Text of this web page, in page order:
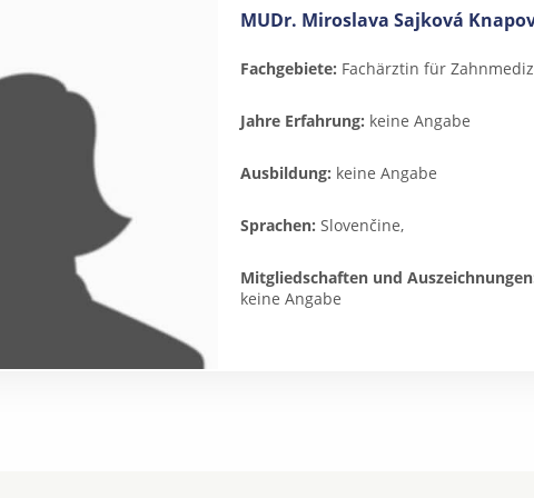
MUDr. Miroslava Sajková
Fachgebiete: Fachärztin für
Jahre Erfahrung: keine Angabe
Ausbildung: keine Angabe
Sprachen: Slovenčine,
Mitgliedschaften und
keine Angabe